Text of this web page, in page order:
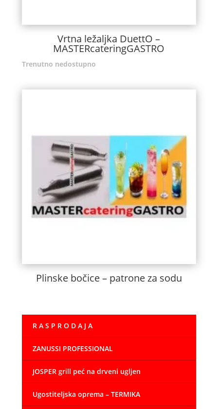
Vrtna ležaljka DuettO –
MASTERcateringGASTRO
Trenutno nedostupno
Plinske bočice – patrone za sodu
R A S P R O D A J A
ZANUSSI PROFESSIONAL
JOSPER grill peć na drveni ugljen
Ugostiteljska oprema – TERMIKA